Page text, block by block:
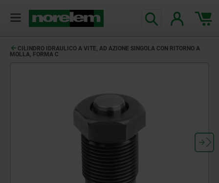
CILINDRO IDRAULICO A VITE, AD AZIONE SINGOLA CON RITORNO A
MOLLA, FORMA C